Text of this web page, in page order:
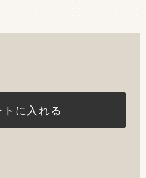
トに入れる